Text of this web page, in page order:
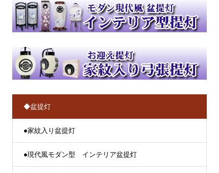
◆盆提灯
●家紋入り盆提灯
●現代風モダン型 インテリア盆提灯